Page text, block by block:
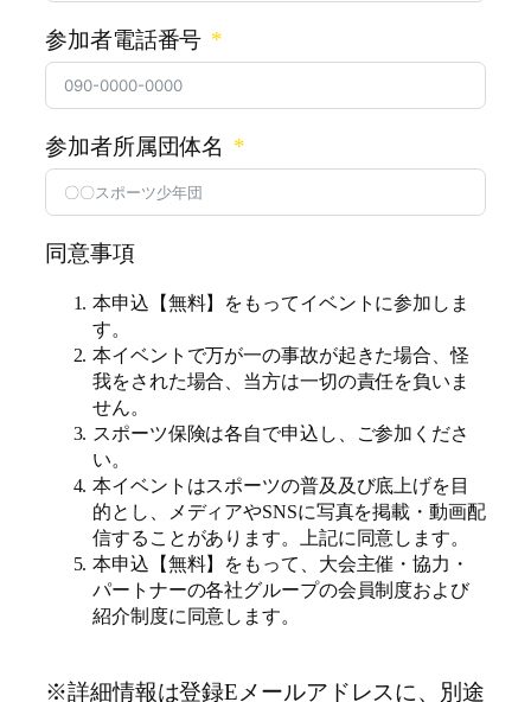
参加者電話番号
参加者所属団体名
同意事項
本申込【無料】をもってイベントに参加しま
す。
本イベントで万が一の事故が起きた場合、怪
我をされた場合、当方は一切の責任を負いま
せん。
スポーツ保険は各自で申込し、ご参加くださ
い。
本イベントはスポーツの普及及び底上げを目
的とし、メディアやSNSに写真を掲載・動画配
信することがあります。上記に同意します。
本申込【無料】をもって、大会主催・協力・
パートナーの各社グループの会員制度および
紹介制度に同意します。
※詳細情報は登録Eメールアドレスに、別途